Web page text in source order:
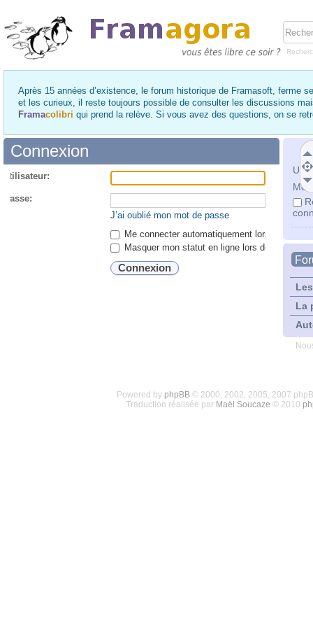
Après 15 années d’existence, le forum historique de Framasoft, ferme
et les curieux, il reste toujours possible de consulter les discussions
Framacolibri qui prend la relève. Si vous avez des questions, on se
Mot
La
Connexion
passe:
J’ai oublié mon mot de passe
Me connecter automatiquement lors de
Masquer mon statut en ligne lors de cette
Powered by phpBB© 2000, 2002, 2005, 2007
Traduction réalisée par Maël Soucaze © 2010